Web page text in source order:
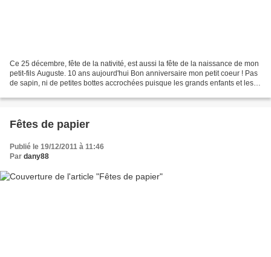
Ce 25 décembre, fête de la nativité, est aussi la fête de la naissance de mon
petit-fils Auguste. 10 ans aujourd'hui Bon anniversaire mon petit coeur ! Pas
de sapin, ni de petites bottes accrochées puisque les grands enfants et les
Fêtes de papier
Publié le 19/12/2011 à 11:46
Par dany88